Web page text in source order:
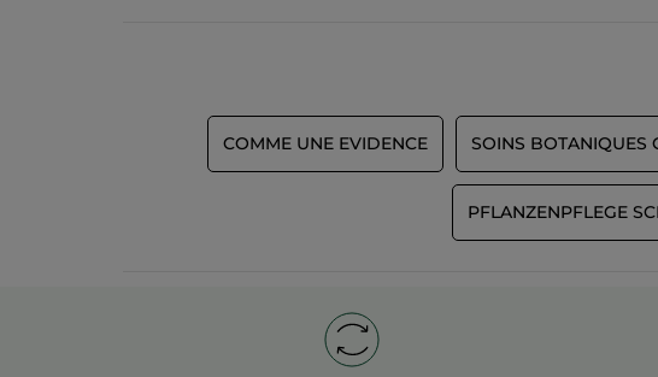
COMME UNE EVIDENCE SOINS BOTANIQUES
PFLANZENPFLEGE